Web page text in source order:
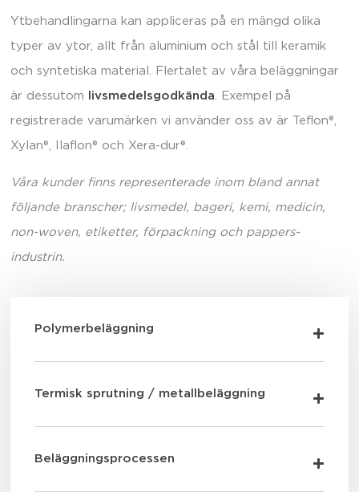
Ytbehandlingarna kan appliceras på en mängd olika
typer av ytor, allt från aluminium och stål till keramik
och syntetiska material. Flertalet av våra beläggningar
är dessutom livsmedelsgodkända. Exempel på
registrerade varumärken vi använder oss av är Teflon®,
Xylan®, Ilaflon® och Xera-dur®.
Våra kunder finns representerade inom bland annat
följande branscher; livsmedel, bageri, kemi, medicin,
non-woven, etiketter, förpackning och pappers­
industrin.
Polymerbeläggning
Termisk sprutning / metallbeläggning
Beläggningsprocessen